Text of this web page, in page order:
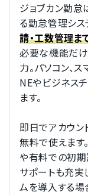
ジョブカン勤怠
る勤怠管理シス
請・工数管理ま
必要な機能だ
力。パソコン、
NEやビジネス
ます。
即日でアカウン
無料で使えます
や有料での初
サポートも充実
ムを導入する場